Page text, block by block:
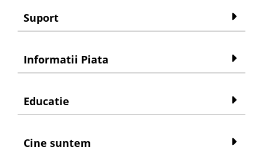
Suport
Informatii Piata
Educatie
Cine suntem